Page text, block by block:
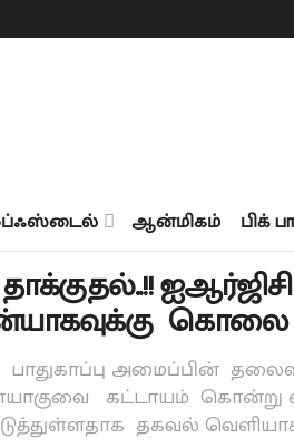
ஆன்மிகம் பிக்
கொலை
அமைப்பின்
கட்டாயம் கொன்று
தகவல்